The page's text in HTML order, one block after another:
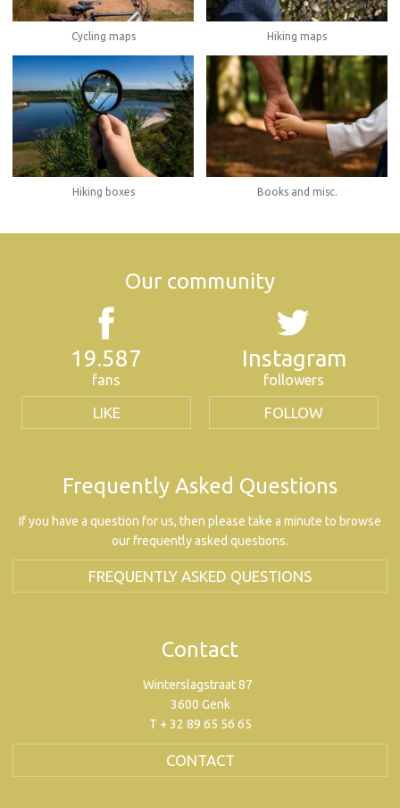
Cycling maps Hiking maps
Hiking boxes Books and misc.
Our community
19.587
fans
LIKE
Instagram
followers
FOLLOW
Frequently Asked Questions
If you have a question for us, then please take a minute to browse
our frequently asked questions.
FREQUENTLY ASKED QUESTIONS
Contact
Winterslagstraat 87
3600 Genk
T + 32 89 65 56 65
CONTACT